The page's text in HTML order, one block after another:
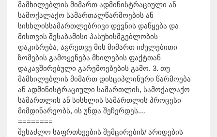
მამხილებლის მიმართ ადმინისტრაციული ან
სამოქალაქო სამართალწარმოების ან
სისხლისსამართლებრივი დევნის დაწყება და
მისთვის შესაბამისი პასუხისმგებლობის
დაკისრება, აგრეთვე მის მიმართ იძულებითი
ზომების გამოყენება მხილების ფაქტთან
დაკავშირებული გარემოებების გამო. 3. თუ
მამხილებლის მიმართ დისციპლინური წარმოება
ან ადმინისტრაციული სამართლის, სამოქალაქო
სამართლის ან სისხლის სამართლის პროცესი
მიმდინარეობს, ის უნდა შეჩერდეს....
========
შესაძლო საფრთხეების შემცირების/ არიდების